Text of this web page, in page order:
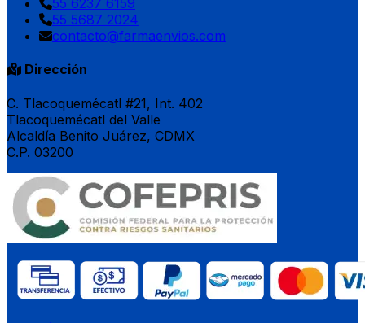
55 6237 6159
55 5687 2024
contacto@farmaenvios.com
Dirección
C. Tlacoquemécatl #21, Int. 402
Tlacoquemécatl del Valle
Alcaldía Benito Juárez, CDMX
C.P. 03200